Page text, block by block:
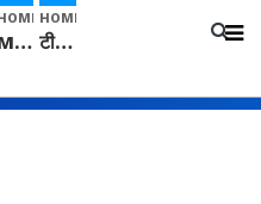
Mangalsutra: हिंदू धर्म में शादी के बाद मंगलसूत्र क्यों पहनती है महिलाएं, किसने शुरु की ये परंपरा
HOME
टीम बीकेई ने एग्रीकल्चर ग्रेड की यूरिया खाद गट्टों में बदलकर टेक्निकल ग्रेड में बेचने वालों पर करवाई कार्रवाई: लखविंदर सिंह औलख